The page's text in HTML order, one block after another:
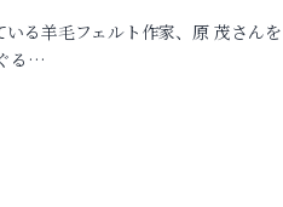
る羊毛フェルト作家、原 茂さん
る…